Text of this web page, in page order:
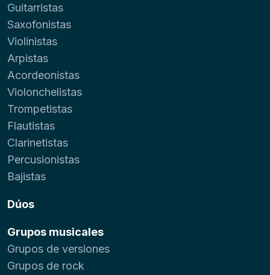
Guitarristas
Saxofonistas
Violinistas
Arpistas
Acordeonistas
Violonchelistas
Trompetistas
Flautistas
Clarinetistas
Percusionistas
Bajistas
Dúos
Grupos musicales
Grupos de versiones
Grupos de rock